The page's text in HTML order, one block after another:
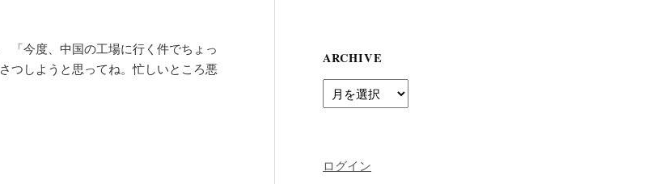
「今度、中国の工場に行く件でちょっ
つしようと思ってね。忙しいところ悪
ARCHIVE
Archive
ログイン